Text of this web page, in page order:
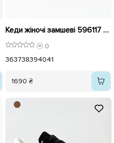
Кеди жіночі замшеві 596117 Чорні
0
363738394041
1690 ₴